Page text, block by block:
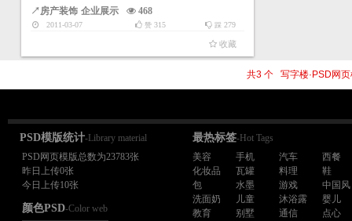
↗房产装饰 企业展示 468
2011-03-07 踩 279
赞315
收藏
共3 个 写字楼·PSD网
PSD模版统计-Library material
PSD网页模版总数为23783张
昨日上传0张
今日上传10张
颜色PSD-Color web
最热标签-Hot Tags
美容
手机 汽车
西餐
化妆品
瓦罐 料理
鞋
包
水墨 游戏
中国风
洗面奶
儿童 沐浴露
婴儿
教育
别墅 通信
点心